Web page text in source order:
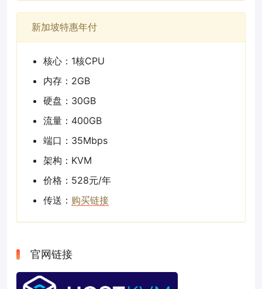
新加坡特惠年付
核心：1核CPU
内存：2GB
硬盘：30GB
流量：400GB
端口：35Mbps
架构：KVM
价格：528元/年
传送： 购买链接
官网链接